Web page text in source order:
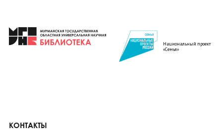
Национальный проект
«Семья»
КОНТАКТЫ